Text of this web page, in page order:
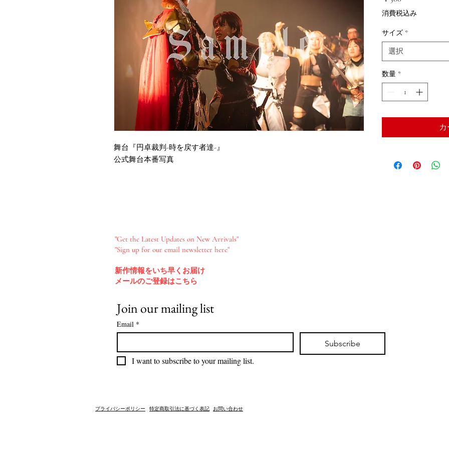
舞台『円卓裁判-時を戻す者達-』
公式舞台本番写真
格
消費税込み
サイズ *
選択
数量 *
"Get the Latest Updates on New Arrivals"
"Sign up for our email newsletter here"
新作情報をいち早くお届け​
メールのご登録はこちら
Join our mailing list
Email *
Subscribe
I want to subscribe to your mailing list.
​プライバシーポリシー ​特定商取引法に基づく表記 ​お問い合わせ